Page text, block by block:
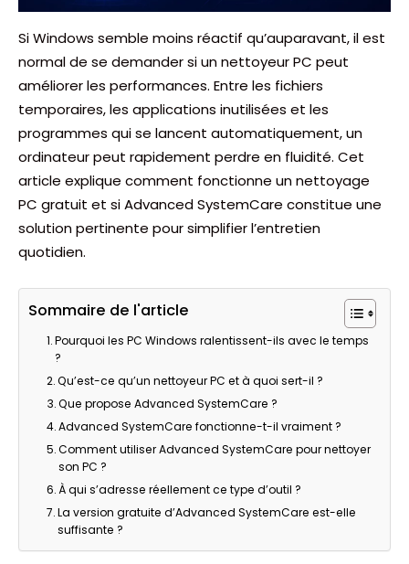
Si Windows semble moins réactif qu’auparavant, il est
normal de se demander si un nettoyeur PC peut
améliorer les performances. Entre les fichiers
temporaires, les applications inutilisées et les
programmes qui se lancent automatiquement, un
ordinateur peut rapidement perdre en fluidité. Cet
article explique comment fonctionne un nettoyage
PC gratuit et si Advanced SystemCare constitue une
solution pertinente pour simplifier l’entretien
quotidien.
Sommaire de l'article
Pourquoi les PC Windows ralentissent-ils avec le temps
?
Qu’est-ce qu’un nettoyeur PC et à quoi sert-il ?
Que propose Advanced SystemCare ?
Advanced SystemCare fonctionne-t-il vraiment ?
Comment utiliser Advanced SystemCare pour nettoyer
son PC ?
À qui s’adresse réellement ce type d’outil ?
La version gratuite d’Advanced SystemCare est-elle
suffisante ?